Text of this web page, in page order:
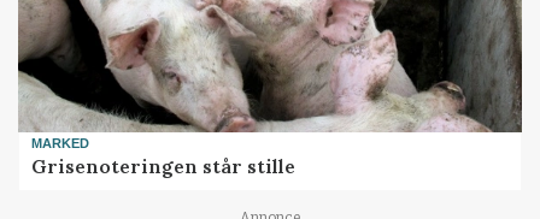
MARKED
Grisenoteringen står stille